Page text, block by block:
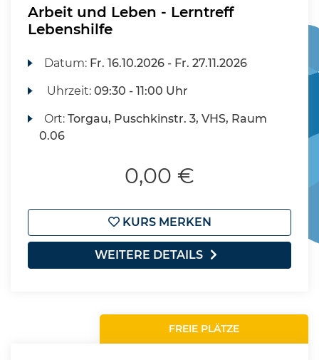
Arbeit und Leben - Lerntreff
Lebenshilfe
Datum: Fr. 16.10.2026 - Fr. 27.11.2026
Uhrzeit:09:30 - 11:00 Uhr
Ort:Torgau, Puschkinstr. 3, VHS, Raum
0.06
0,00 €
KURS MERKEN
WEITERE DETAILS
FREIE PLÄTZE